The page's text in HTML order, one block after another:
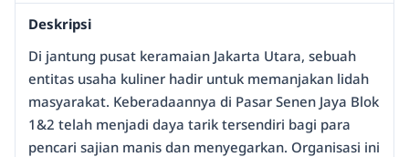
Deskripsi
Di jantung pusat keramaian Jakarta Utara, sebuah
entitas usaha kuliner hadir untuk memanjakan lidah
masyarakat. Keberadaannya di Pasar Senen Jaya Blok
1&2 telah menjadi daya tarik tersendiri bagi para
pencari sajian manis dan menyegarkan. Organisasi ini